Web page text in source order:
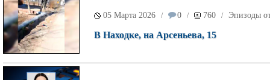
05 Марта 2026 / 0 / 760 / Эпизоды
В Находке, на Арсеньева, 15